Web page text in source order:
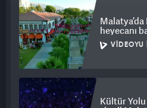
heyecanı
VIDEOYU
Kültür Yolu